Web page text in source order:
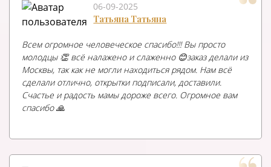
06-09-2025
Татьяна Татьяна
Всем огромное человеческое спасибо!!! Вы просто
молодцы 👏 всё налажено и слаженно 😊заказ делали из
Москвы, так как не могли находиться рядом. Нам всё
сделали отлично, открытки подписали, доставили.
Счастье и радость мамы дороже всего. Огромное вам
спасибо 🙏